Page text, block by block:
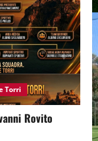
Torri
Rovito